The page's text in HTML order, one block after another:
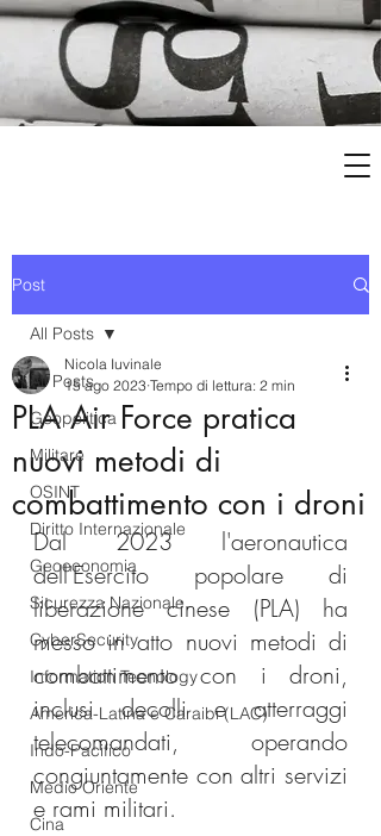
Post
All Posts
Geopolitica
Militare
OSINT
Diritto Internazionale
Geoeconomia
Sicurezza Nazionale
CyberSecurity
Information Tecnology
America-Latina e Caraibi (LAC)
Indo-Pacifico
Medio Oriente
Cina
All Posts
PLA Air Force pratica
nuovi metodi di
combattimento con i droni
Nicola Iuvinale
15 ago 2023 Tempo di lettura: 2 min
Dal 2023 l'aeronautica
dell'Esercito popolare di
liberazione cinese (PLA) ha
messo in atto nuovi metodi di
combattimento con i droni,
inclusi decolli e atterraggi
telecomandati, operando
congiuntamente con altri servizi
e rami militari.